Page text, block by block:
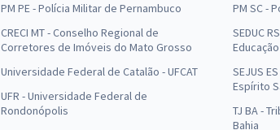
PM PE - Polícia Militar de Pernambuco
CRECI MT - Conselho Regional de
Corretores de Imóveis do Mato Grosso
Universidade Federal de Catalão - UFCAT
UFR - Universidade Federal de
Rondonópolis
PM SC -
SEDUC
SEJUS
Espírito
TJ BA -
Bahia